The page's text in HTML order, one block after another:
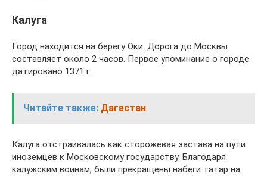
Калуга
Город находится на берегу Оки. Дорога до Москвы
составляет около 2 часов. Первое упоминание о городе
датировано 1371 г.
Читайте также: Дагестан
Калуга отстраивалась как сторожевая застава на пути
иноземцев к Московскому государству. Благодаря
калужским воинам, были прекращены набеги татар на